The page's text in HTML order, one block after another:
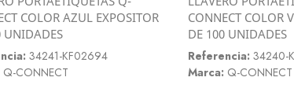
Vista rápida
COLOR AZUL EXPOSITOR
UNIDADES
34241-KF02694
Q-CONNECT
Vista
CONNECT COLOR
DE 100 UNIDADES
Referencia: 34240-
Marca: Q-CONNECT